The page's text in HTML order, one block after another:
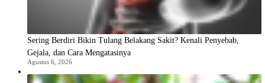
Sering Berdiri Bikin Tulang Belakang Sakit? Kenali Penyebab,
Gejala, dan Cara Mengatasinya
Agustus 6, 2026